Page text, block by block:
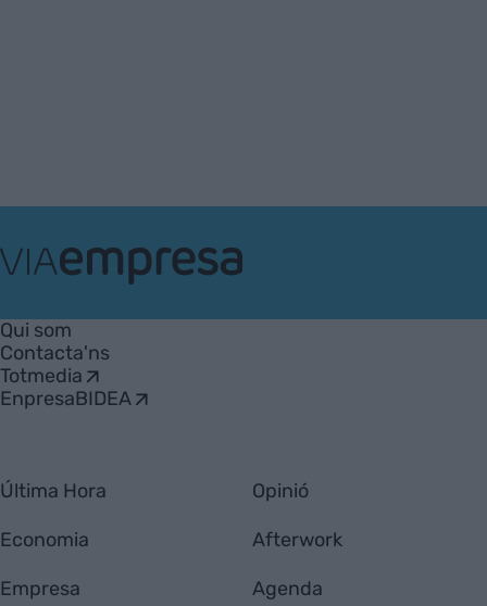
Empresa
Qui som
Contacta'ns
Totmedia
EnpresaBIDEA
Última Hora
Economia
Empresa
Opinió
Afterwork
Agenda